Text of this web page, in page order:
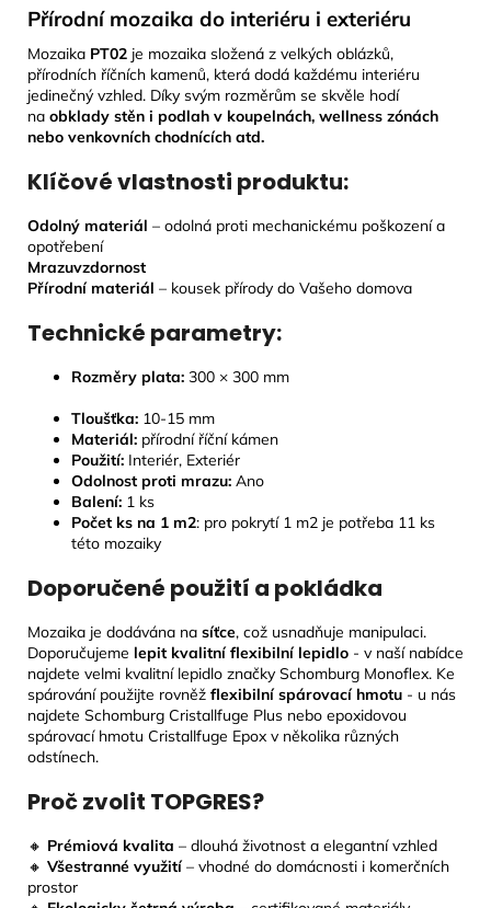
Přírodní mozaika do interiéru i exteriéru
Mozaika PT02 je mozaika složená z velkých oblázků,
přírodních říčních kamenů, která dodá každému interiéru
jedinečný vzhled. Díky svým rozměrům se skvěle hodí
na obklady stěn i podlah v koupelnách, wellness zónách
nebo venkovních chodnících atd.
Klíčové vlastnosti produktu:
Odolný materiál – odolná proti mechanickému poškození a
opotřebení
Mrazuvzdornost
Přírodní materiál – kousek přírody do Vašeho domova
Technické parametry:
Rozměry plata: 300 × 300 mm
Tloušťka: 10-15 mm
Materiál: přírodní říční kámen
Použití: Interiér, Exteriér
Odolnost proti mrazu: Ano
Balení: 1 ks
Počet ks na 1 m2: pro pokrytí 1 m2 je potřeba 11 ks
této mozaiky
Doporučené použití a pokládka
Mozaika je dodávána na síťce, což usnadňuje manipulaci.
Doporučujeme lepit kvalitní flexibilní lepidlo - v naší nabídce
najdete velmi kvalitní lepidlo značky Schomburg Monoflex. Ke
spárování použijte rovněž flexibilní spárovací hmotu - u nás
najdete Schomburg Cristallfuge Plus nebo epoxidovou
spárovací hmotu Cristallfuge Epox v několika různých
odstínech.
Proč zvolit TOPGRES?
🔸 Prémiová kvalita – dlouhá životnost a elegantní vzhled
🔸 Všestranné využití – vhodné do domácnosti i komerčních
prostor